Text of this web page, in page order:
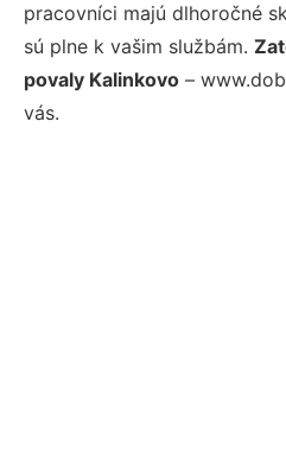
pracovníci majú dlhoročné
sú plne k vašim službám.
povaly Kalinkovo –
vás.